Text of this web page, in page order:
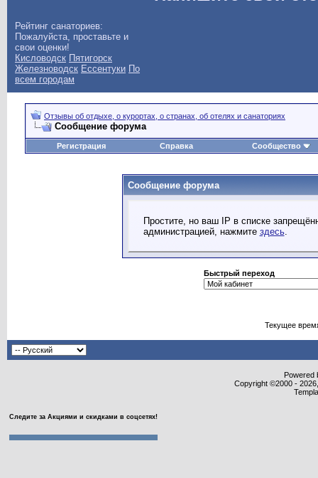
Рейтинг санаториев:
Пожалуйста, проставьте и
свои оценки!
Кисловодск Пятигорск
Железноводск Ессентуки По
всем городам
Отзывы об отдыхе, о курортах, о странах, об отелях и санаториях
Сообщение форума
Регистрация Справка Сообщество
Сообщение форума
Простите, но ваш IP в списке
администрацией, нажмите здесь.
Быстрый переход
Текущее
Powered
Copyright ©2000 -
Следите за Акциями и скидками в соцсетях!